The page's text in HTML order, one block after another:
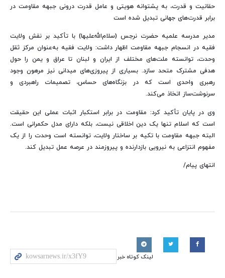
حقانیت و قدرت، به پشتوانه هویتی و عامل قدرت درونی جبهه مقاومت در
برابر قدرت‌های جهانی تبدیل شده است
مدیر مدرسه علمیه حضرت نرجس (سلام‌الله‌علیها) با تأکید بر نقش ولایت
فقیه در انسجام جبهه مقاومت اظهار داشت: ولایت فقیه به‌عنوان مرکز ثقل
وحدت، توانسته ملت‌های مختلف از ایران و لبنان تا عراق و یمن را حول
هدفی مشترک متحد سازد. بسیاری از پیروزی‌های میدانی نیز مرهون وجود
رهبری واحدی است که در بزنگاه‌های حساس، تصمیمات راهبردی و
سرنوشت‌ساز اتخاذ می‌کند.
وی در پایان تأکید کرد: مقاومت در برابر استکبار اثبات عملی این حقیقت
است که اسلام تنها یک دین اخلاقی نیست، بلکه دارای مدل حکمرانی است.
البته جبهه مقاومت با تکیه بر ساختار ولایت، توانسته است وحدت را از یک
مفهوم انتزاعی به نیرویی بازدارنده و پیروزمند در عرصه عمل تبدیل کند.
انتهای پیام/
لینک کوتاه خبر